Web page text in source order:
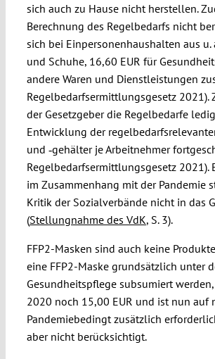
sich auch zu Hause nicht herstellen.
Berechnung des Regelbedarfs nicht
sich bei Einpersonenhaushalten aus
und Schuhe, 16,60 EUR für
andere Waren und Dienstleistungen
Regelbedarfsermittlungsgesetz 2021).
der Gesetzgeber die Regelbedarfe
Entwicklung der
und ‑gehälter je Arbeitnehmer
Regelbedarfsermittlungsgesetz 2021).
im Zusammenhang mit der Pandemie
Kritik der Sozialverbände nicht in das
(Stellungnahme des VdK, S. 3).
FFP2-Masken sind auch keine
eine FFP2-Maske grundsätzlich unter
Gesundheitspflege subsumiert
2020 noch 15,00 EUR und ist nun auf
Pandemiebedingt zusätzlich
aber nicht berücksichtigt.